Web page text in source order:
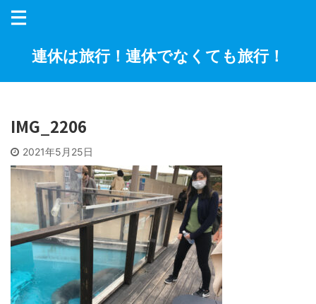
連休は旅行！連休でなくても旅行！
IMG_2206
2021年5月25日